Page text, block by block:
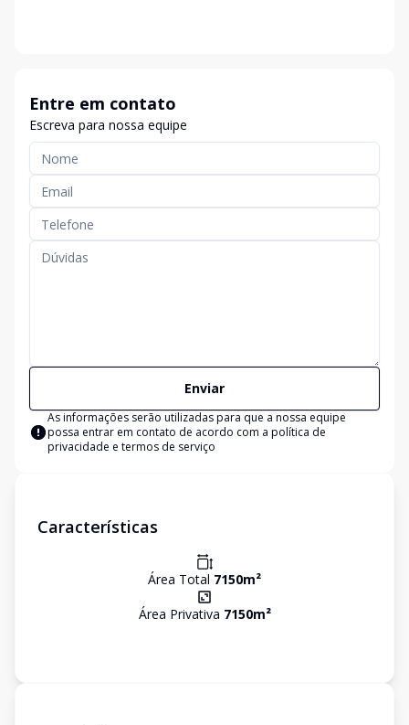
Entre em contato
Escreva para nossa equipe
Enviar
As informações serão utilizadas para que a nossa equipe
possa entrar em contato de acordo com a política de
privacidade e termos de serviço
Características
Área Total 7150m²
Área Privativa 7150m²